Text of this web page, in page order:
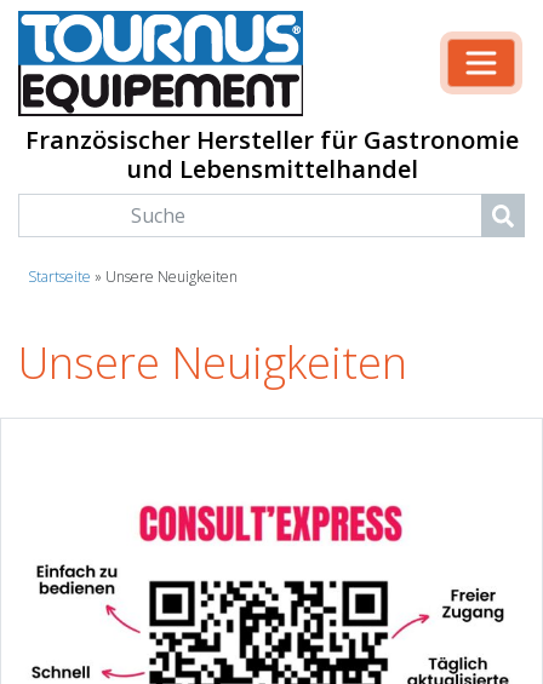
Französischer Hersteller für Gastronomie
und Lebensmittelhandel
Startseite » Unsere Neuigkeiten
Unsere Neuigkeiten